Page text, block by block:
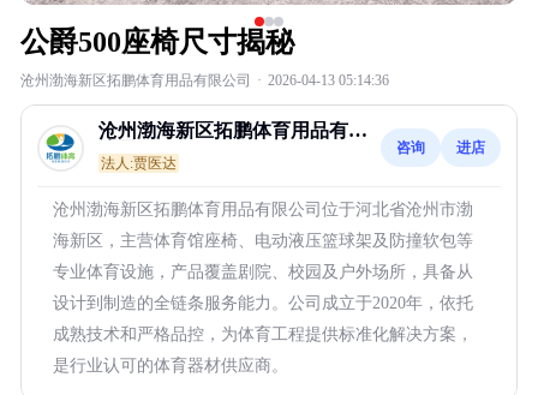
公爵500座椅尺寸揭秘
沧州渤海新区拓鹏体育用品有限公司 · 2026-04-13 05:14:36
沧州渤海新区拓鹏体育用品有限
公司
法人:贾医达
咨询 进店
沧州渤海新区拓鹏体育用品有限公司位于河北省沧州市渤
海新区，主营体育馆座椅、电动液压篮球架及防撞软包等
专业体育设施，产品覆盖剧院、校园及户外场所，具备从
设计到制造的全链条服务能力。公司成立于2020年，依托
成熟技术和严格品控，为体育工程提供标准化解决方案，
是行业认可的体育器材供应商。